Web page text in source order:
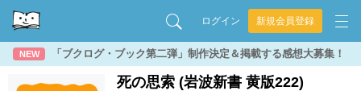
ログイン 新規会員登録
NEW 「ブクログ・ブック第二弾」制作決定＆掲載する感想大募集！
死の思索 (岩波新書 黄版222)